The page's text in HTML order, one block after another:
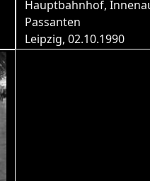
Hauptbahnhof,
Passanten
Leipzig, 02.10.1990